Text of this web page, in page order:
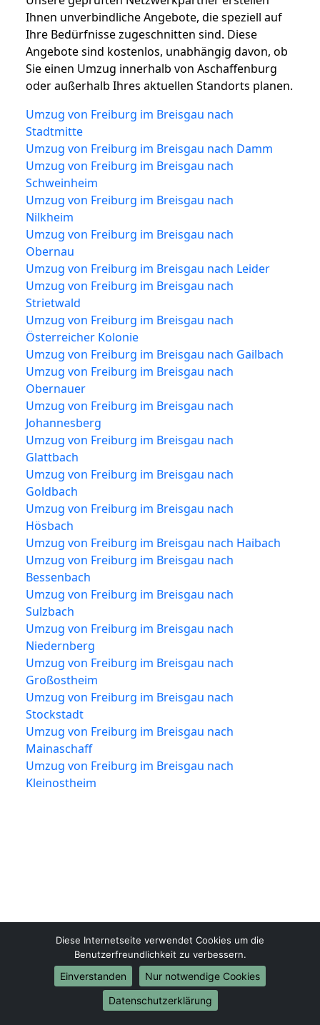
Ihnen unverbindliche Angebote, die speziell auf
Ihre Bedürfnisse zugeschnitten sind. Diese
Angebote sind kostenlos, unabhängig davon, ob
Sie einen Umzug innerhalb von Aschaffenburg
oder außerhalb Ihres aktuellen Standorts planen.
Umzug von Freiburg im Breisgau nach
Stadtmitte
Umzug von Freiburg im Breisgau nach Damm
Umzug von Freiburg im Breisgau nach
Schweinheim
Umzug von Freiburg im Breisgau nach
Nilkheim
Umzug von Freiburg im Breisgau nach
Obernau
Umzug von Freiburg im Breisgau nach Leider
Umzug von Freiburg im Breisgau nach
Strietwald
Umzug von Freiburg im Breisgau nach
Österreicher Kolonie
Umzug von Freiburg im Breisgau nach Gailbach
Umzug von Freiburg im Breisgau nach
Obernauer
Umzug von Freiburg im Breisgau nach
Johannesberg
Umzug von Freiburg im Breisgau nach
Glattbach
Umzug von Freiburg im Breisgau nach
Goldbach
Umzug von Freiburg im Breisgau nach
Hösbach
Umzug von Freiburg im Breisgau nach Haibach
Umzug von Freiburg im Breisgau nach
Bessenbach
Umzug von Freiburg im Breisgau nach
Sulzbach
Umzug von Freiburg im Breisgau nach
Niedernberg
Umzug von Freiburg im Breisgau nach
Großostheim
Umzug von Freiburg im Breisgau nach
Stockstadt
Umzug von Freiburg im Breisgau nach
Mainaschaff
Umzug von Freiburg im Breisgau nach
Kleinostheim
Freiburg-im-Breisgau-Umzugsfirma.de
Freiburg im Breisgau
01579-2482332
Diese Internetseite verwendet Cookies um die
Benutzerfreundlichkeit zu verbessern.
Einverstanden
Nur notwendige Cookies
Datenschutzerklärung